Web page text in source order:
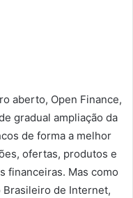
aberto, Open Finance,
gradual ampliação da
de forma a melhor
ofertas, produtos e
financeiras. Mas como
de Internet,